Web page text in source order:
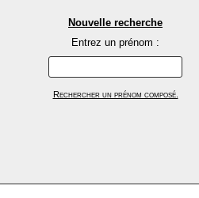
Nouvelle recherche
Entrez un prénom :
Rechercher un prénom composé.